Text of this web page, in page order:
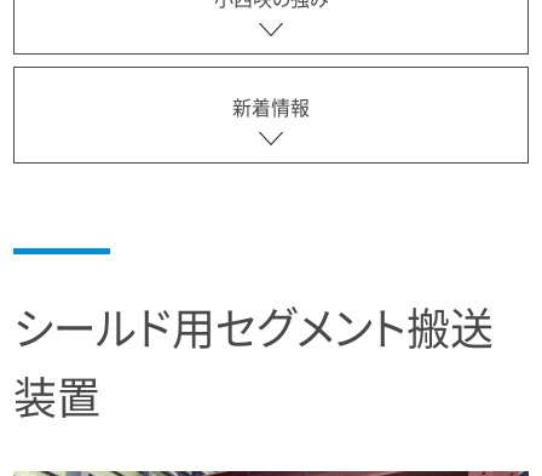
新着情報
シールド用セグメント搬送
装置